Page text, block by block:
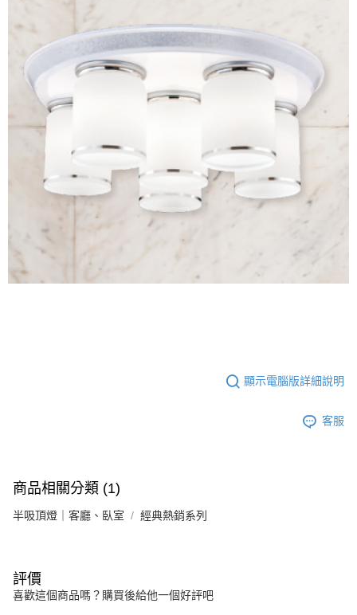
顯示電腦版詳細說明
客服
商品相關分類 (1)
半吸頂燈｜客廳、臥室 經典熱銷系列
評價
喜歡這個商品嗎？購買後給他一個好評吧